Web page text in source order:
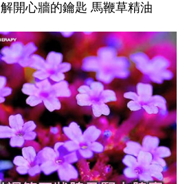
解開心牆的鑰匙 馬鞭草精油